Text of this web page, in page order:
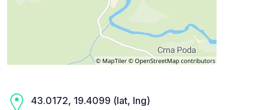
43.0172, 19.4099 (lat, lng)